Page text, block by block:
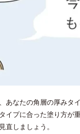
あなたの角層の厚み
イプに合った塗り方が
直しましょう。